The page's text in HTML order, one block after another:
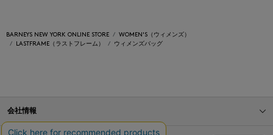
BARNEYS NEW YORK ONLINE STORE
WOMEN'S（ウィメンズ）
LASTFRAME（ラストフレーム）
ウィメンズバッグ
会社情報